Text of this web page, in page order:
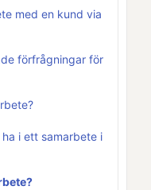
med en kund via
förfrågningar för
i ett samarbete i